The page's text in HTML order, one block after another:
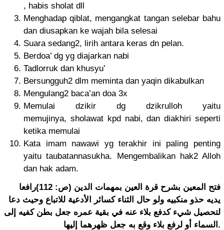
, habis sholat dll
Menghadap qiblat, mengangkat tangan selebar bahu
dan diusapkan ke wajah bila selesai
Suara sedang2, lirih antara keras dn pelan.
Berdoa’ dg yg diajarkan nabi
Tadlorruk dan khusyu’
Bersungguh2 dlm meminta dan yaqin dikabulkan
Mengulang2 baca’an doa 3x
Memulai dzikir dg dzikrulloh yaitu
memujinya, sholawat kpd nabi, dan diakhiri seperti
ketika memulai
Kata imam nawawi yg terakhir ini paling penting
yaitu taubatannasukha. Mengembalikan hak2 Alloh
dan hak adam.
فتح المعين بشرح قرة العين بمهمات الدين (ص: 112)رافعا
يديه حذو منكبيه ولو حال الثناء كسائر الأدعية للاتباع وحيث دعا
لتحصيل شيء كدفع بلاء عنه في بقية عمره جعل بطن كفيه إلى
السماء أو لرفع بلاء وقع به جعل ظهرهما إليها.